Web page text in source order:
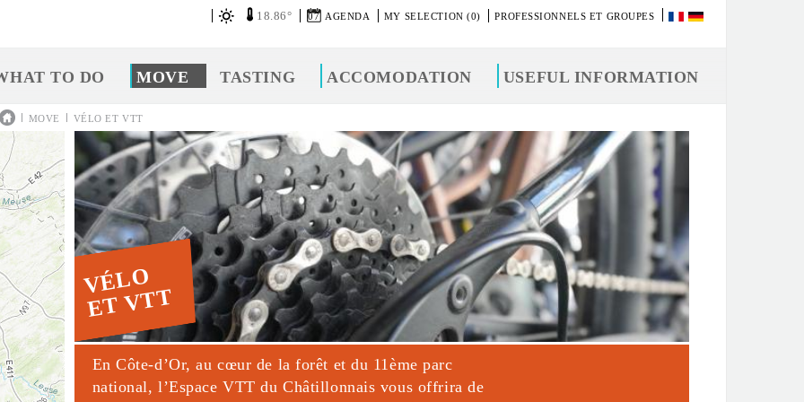
18.86° 07 AGENDA MY SELECTION (0) PROFESSIONNELS ET GROUPES
TO DO MOVE TASTING ACCOMODATION USEFUL INFORMATION
| MOVE | VÉLO ET VTT
VÉLO
ET VTT
En Côte-d’Or, au cœur de la forêt et du 11ème parc
national, l’Espace VTT du Châtillonnais vous offrira de